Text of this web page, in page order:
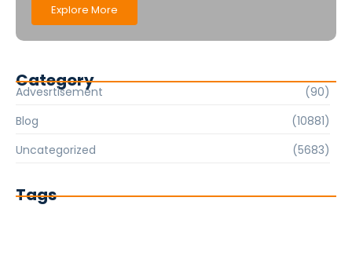
Explore More
Category
Advesrtisement
(90)
Blog
(10881)
Uncategorized
(5683)
Tags